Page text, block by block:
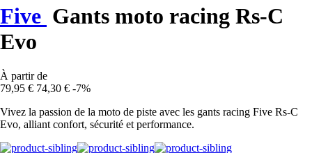
Five Gants moto racing Rs-C
Evo
À partir de
79,95 € 74,30 € -7%
Vivez la passion de la moto de piste avec les gants racing Five Rs-C
Evo, alliant confort, sécurité et performance.